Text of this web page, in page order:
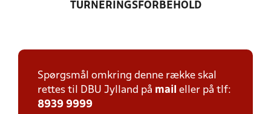
TURNERINGSFORBEHOLD
Spørgsmål omkring denne række skal
rettes til DBU Jylland på mail eller på tlf:
8939 9999